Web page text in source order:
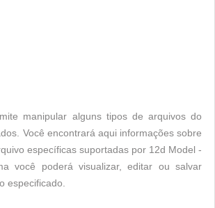
manipular alguns tipos de arquivos do
Você encontrará aqui informações sobre
específicas suportadas por 12d Model -
você poderá visualizar, editar ou salvar
especificado.